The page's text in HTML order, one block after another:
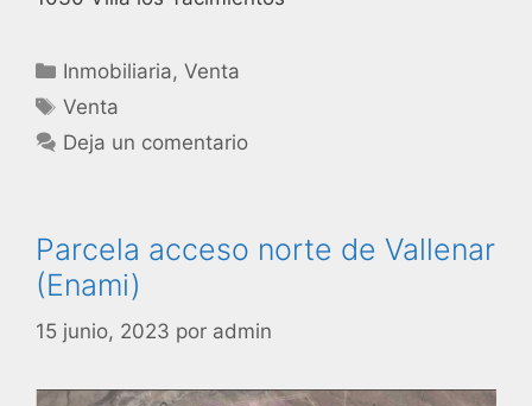
Inmobiliaria,Venta
Venta
Deja un comentario
Parcela acceso norte de Vallenar
(Enami)
15 junio, 2023 por admin